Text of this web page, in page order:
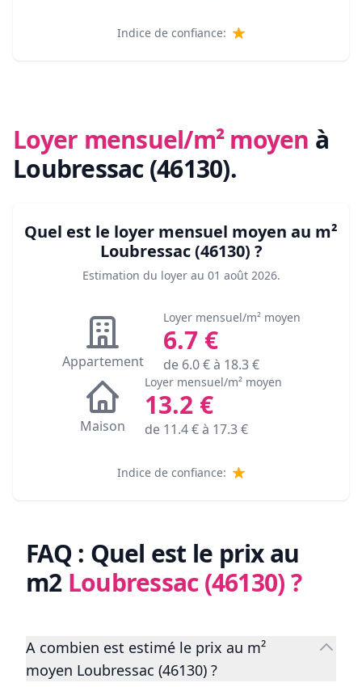
Indice de confiance:
Loyer mensuel/m² moyen à
Loubressac (46130).
Quel est le loyer mensuel moyen au m²
Loubressac (46130) ?
Estimation du loyer au 01 août 2026.
Appartement
Loyer mensuel/m² moyen
6.7€
de 6.0€ à 18.3€
Maison
Loyer mensuel/m² moyen
13.2 €
de 11.4€ à 17.3€
Indice de confiance:
FAQ : Quel est le prix au
m2 Loubressac (46130)?
A combien est estimé le prix au m²
moyen Loubressac (46130) ?